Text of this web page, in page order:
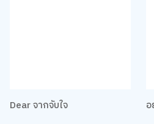
Dear จากจับใจ